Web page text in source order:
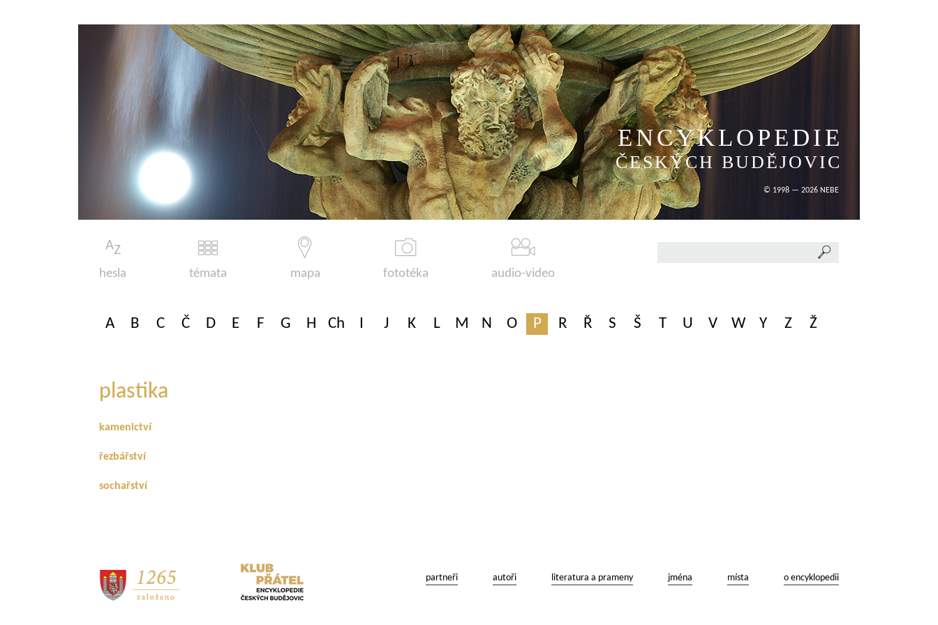
ENCYKLOPEDIE
ČESKÝCH BUDĚJOVIC
© 1998 — 2026 NEBE
hesla témata mapa fototéka audio-video
A B C Č D E F G H Ch I J K L M N O P R Ř S Š T U V W Y Z Ž
plastika
kamenictví
řezbářství
sochařství
partneři autoři literatura a prameny jména místa o encyklopedii